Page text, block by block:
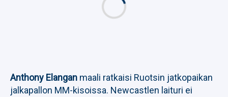
Anthony Elangan maali ratkaisi Ruotsin jatkopaikan
jalkapallon MM-kisoissa. Newcastlen laituri ei